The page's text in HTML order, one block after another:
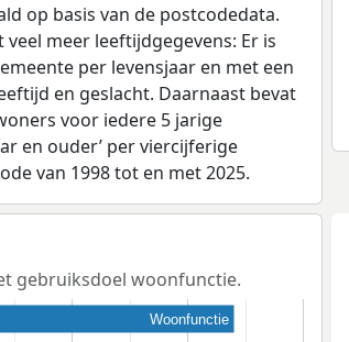
op basis van de postcodedata.
veel meer leeftijdgegevens: Er is
per levensjaar en met een
en geslacht. Daarnaast bevat
voor iedere 5 jarige
en ouder’ per viercijferige
van 1998 tot en met 2025.
gebruiksdoel woonfunctie.
Woonfunctie